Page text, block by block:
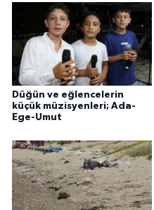
Düğün ve eğlencelerin
küçük müzisyenleri; Ada-
Ege-Umut